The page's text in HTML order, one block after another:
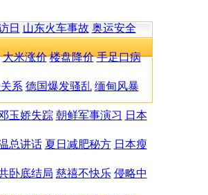
日 山东火车事故 奥运安全
大米涨价 楼盘降价 手足口病
系 德国爆发骚乱 缅甸风暴
玉娇失踪 朝鲜军事演习 日本
总讲话 夏日减肥秘方 日本瘦
卧底结局 慈禧不快乐 侵略中